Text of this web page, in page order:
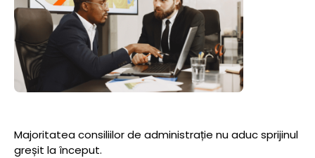
Majoritatea consiliilor de administrație nu aduc sprijinul
greșit la început.